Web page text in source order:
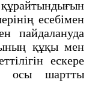
есебімен
пайдалануда
құқы мен
ескере
осы шартты